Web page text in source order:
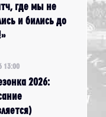
где мы не
и бились до
13:00
2026: